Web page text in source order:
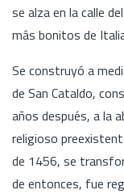
se alza en la calle
más bonitos de
Se construyó a
de San Cataldo,
años después, a la
religioso
de 1456, se
de entonces, fue